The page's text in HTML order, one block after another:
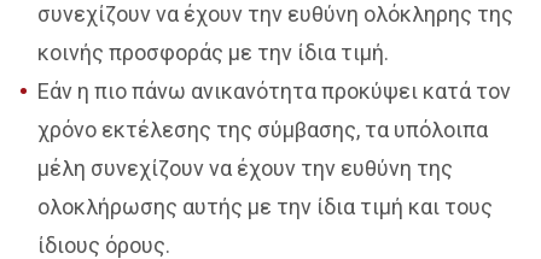
συνεχίζουν να έχουν την ευθύνη ολόκληρης της
κοινής προσφοράς με την ίδια τιμή.
Εάν η πιο πάνω ανικανότητα προκύψει κατά τον
χρόνο εκτέλεσης της σύμβασης, τα υπόλοιπα
μέλη συνεχίζουν να έχουν την ευθύνη της
ολοκλήρωσης αυτής με την ίδια τιμή και τους
ίδιους όρους.